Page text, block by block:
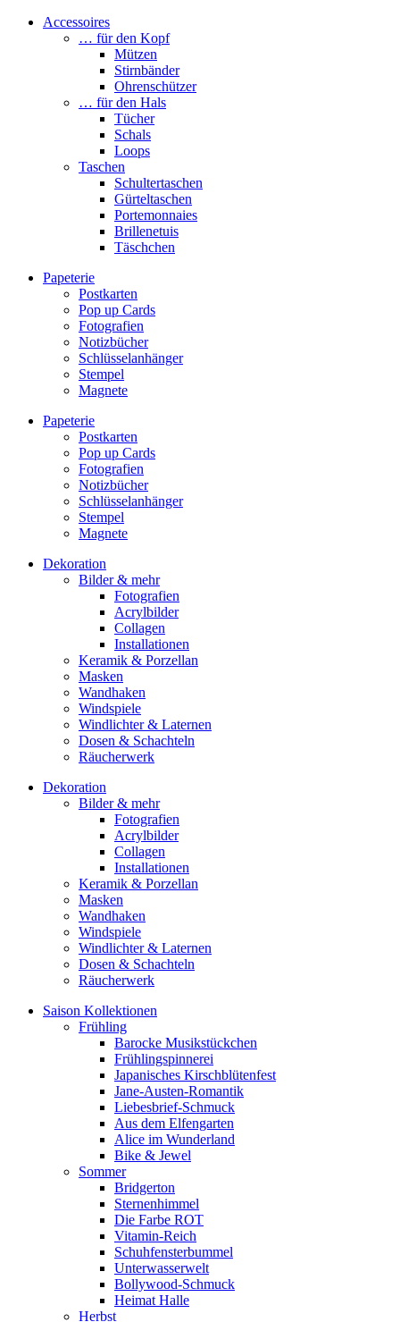
Accessoires
… für den Kopf
Mützen
Stirnbänder
Ohrenschützer
… für den Hals
Tücher
Schals
Loops
Taschen
Schultertaschen
Gürteltaschen
Portemonnaies
Brillenetuis
Täschchen
Papeterie
Postkarten
Pop up Cards
Fotografien
Notizbücher
Schlüsselanhänger
Stempel
Magnete
Papeterie
Postkarten
Pop up Cards
Fotografien
Notizbücher
Schlüsselanhänger
Stempel
Magnete
Dekoration
Bilder & mehr
Fotografien
Acrylbilder
Collagen
Installationen
Keramik & Porzellan
Masken
Wandhaken
Windspiele
Windlichter & Laternen
Dosen & Schachteln
Räucherwerk
Dekoration
Bilder & mehr
Fotografien
Acrylbilder
Collagen
Installationen
Keramik & Porzellan
Masken
Wandhaken
Windspiele
Windlichter & Laternen
Dosen & Schachteln
Räucherwerk
Saison Kollektionen
Frühling
Barocke Musikstückchen
Frühlingspinnerei
Japanisches Kirschblütenfest
Jane-Austen-Romantik
Liebesbrief-Schmuck
Aus dem Elfengarten
Alice im Wunderland
Bike & Jewel
Sommer
Bridgerton
Sternenhimmel
Die Farbe ROT
Vitamin-Reich
Schuhfensterbummel
Unterwasserwelt
Bollywood-Schmuck
Heimat Halle
Herbst